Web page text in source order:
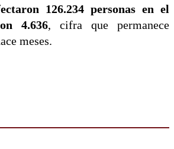
126.234 personas en el
4.636, cifra que permanece
meses.